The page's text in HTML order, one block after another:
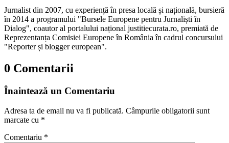
Jurnalist din 2007, cu experiență în presa locală și națională, bursieră
în 2014 a programului "Bursele Europene pentru Jurnaliști în
Dialog", coautor al portalului național justitiecurata.ro, premiată de
Reprezentanța Comisiei Europene în România în cadrul concursului
"Reporter și blogger european".
0 Comentarii
Înaintează un Comentariu
Adresa ta de email nu va fi publicată. Câmpurile obligatorii sunt
marcate cu *
Comentariu *